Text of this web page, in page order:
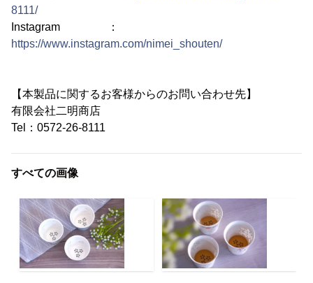
8111/
Instagram ：
https://www.instagram.com/nimei_shouten/
【本製品に関するお客様からのお問い合わせ先】
有限会社二明商店
Tel：0572-26-8111
すべての画像